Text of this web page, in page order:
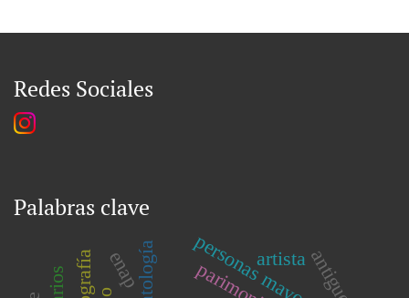
Redes Sociales
Palabras clave
personas mayores
enap artista